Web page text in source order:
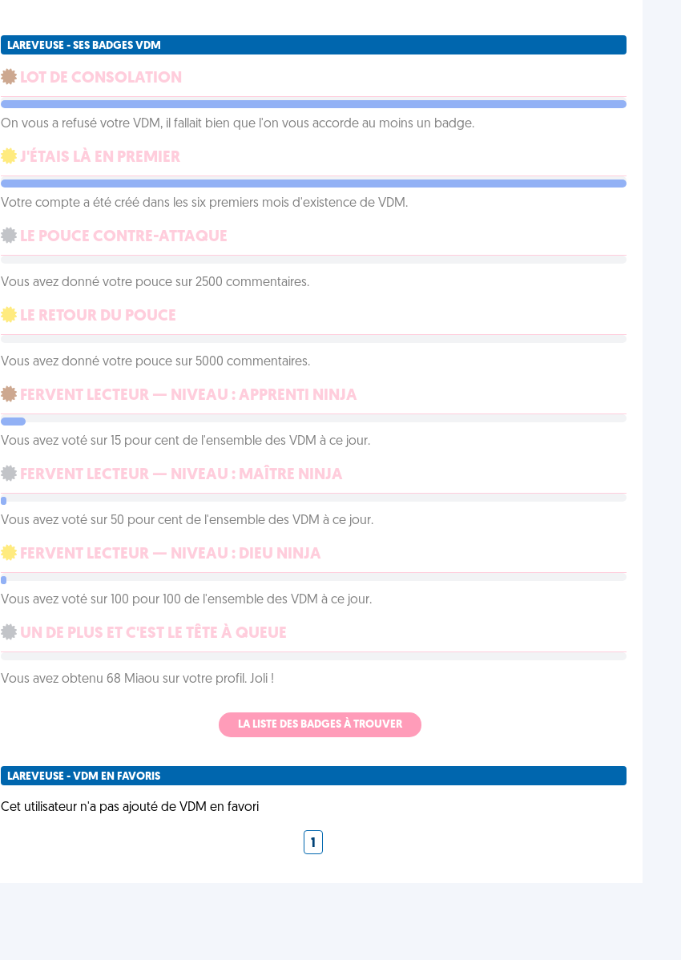
LAREVEUSE - SES BADGES VDM
LOT DE CONSOLATION
On vous a refusé votre VDM, il fallait bien que l'on vous accorde au moins un badge.
J'ÉTAIS LÀ EN PREMIER
Votre compte a été créé dans les six premiers mois d'existence de VDM.
LE POUCE CONTRE-ATTAQUE
Vous avez donné votre pouce sur 2500 commentaires.
LE RETOUR DU POUCE
Vous avez donné votre pouce sur 5000 commentaires.
FERVENT LECTEUR — NIVEAU : APPRENTI NINJA
Vous avez voté sur 15 pour cent de l'ensemble des VDM à ce jour.
FERVENT LECTEUR — NIVEAU : MAÎTRE NINJA
Vous avez voté sur 50 pour cent de l'ensemble des VDM à ce jour.
FERVENT LECTEUR — NIVEAU : DIEU NINJA
Vous avez voté sur 100 pour 100 de l'ensemble des VDM à ce jour.
UN DE PLUS ET C'EST LE TÊTE À QUEUE
Vous avez obtenu 68 Miaou sur votre profil. Joli !
LA LISTE DES BADGES À TROUVER
LAREVEUSE - VDM EN FAVORIS
Cet utilisateur n'a pas ajouté de VDM en favori
1